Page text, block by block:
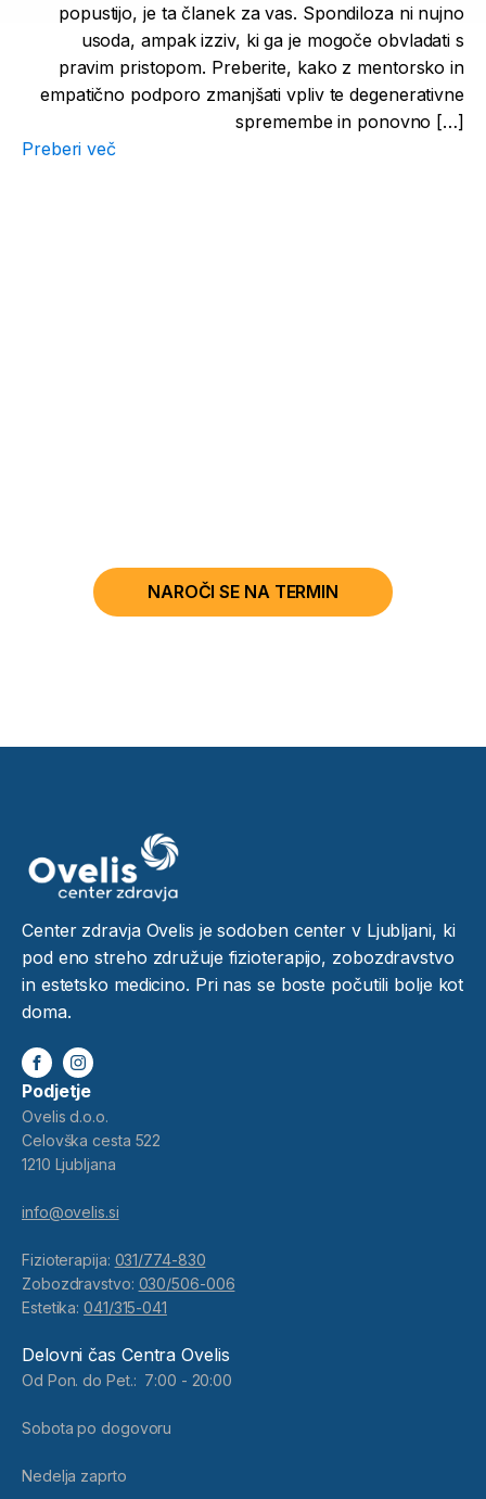
popustijo, je ta članek za vas. Spondiloza ni nujno
usoda, ampak izziv, ki ga je mogoče obvladati s
pravim pristopom. Preberite, kako z mentorsko in
empatično podporo zmanjšati vpliv te degenerativne
spremembe in ponovno […]
Preberi več
NAROČI SE NA TERMIN
Center zdravja Ovelis je sodoben center v Ljubljani, ki
pod eno streho združuje fizioterapijo, zobozdravstvo
in estetsko medicino. Pri nas se boste počutili bolje kot
doma.
Podjetje
Ovelis d.o.o.
Celovška cesta 522
1210 Ljubljana
info@ovelis.si
Fizioterapija: 031/774-830
Zobozdravstvo: 030/506-006
Estetika:041/315-041
Delovni čas Centra Ovelis
Od Pon. do Pet.: 7:00 - 20:00
Sobota po dogovoru
Nedelja zaprto